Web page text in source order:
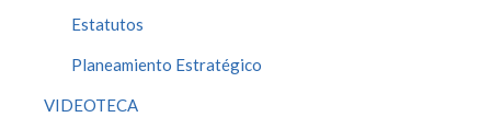
Estatutos
Planeamiento Estratégico
VIDEOTECA